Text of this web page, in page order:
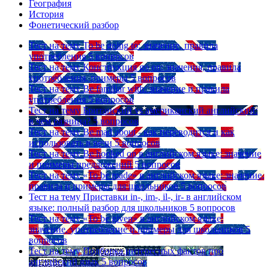
География
История
Фонетический разбор
Тест на тему To be going to: значение, правила
употребления 5 вопросов
Тест на тему Конструкция go on: значения, правила
употребления, примеры 5 вопросов
Тест на тему Be familiar with: значение и правила
употребления 5 вопросов
Тест на тему Британский vs американский английский:
в чем разница? 5 вопросов
Тест на тему Be mad about - как переводится и как
использовать в речи 5 вопросов
Тест на тему Be hooked on в английском языке: значение
и примеры предложений 5 вопросов
Тест на тему «To be made» в английском языке: значение,
правила и примеры для школьников 5 вопросов
Тест на тему Приставки in-, im-, il-, ir- в английском
языке: полный разбор для школьников 5 вопросов
Тест на тему «To be given» в английском языке:
значение, употребление и примеры для школьников 5
вопросов
Тест на тему Подборка интересных фактов про
английский язык 5 вопросов